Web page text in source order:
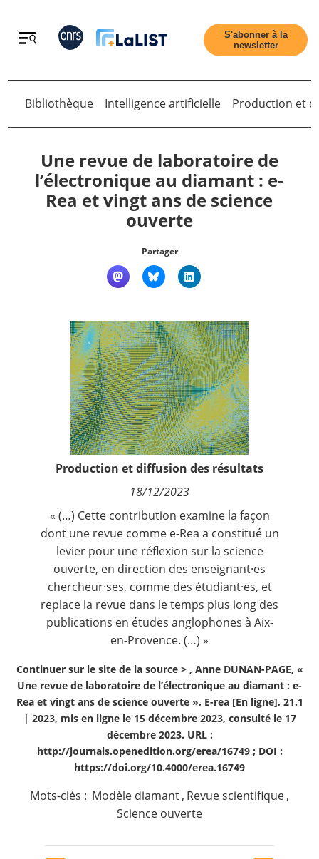
Retour
Accueil
Qui sommes nous ?
Nous suivre
S'abonner à la
newsletter
Retour
Bibliothèque Intelligence artificielle Production et
Une revue de laboratoire de
l’électronique au diamant : e-
Rea et vingt ans de science
ouverte
Partager
Production et diffusion des résultats
18/12/2023
« (…) Cette contribution examine la façon
dont une revue comme e-Rea a constitué un
levier pour une réflexion sur la science
ouverte, en direction des enseignant·es
chercheur·ses, comme des étudiant·es, et
replace la revue dans le temps plus long des
publications en études anglophones à Aix-
en-Provence. (…) »
Continuer sur le site de la source > , Anne DUNAN-PAGE, «
Une revue de laboratoire de l’électronique au diamant : e-
Rea et vingt ans de science ouverte », E-rea [En ligne], 21.1
| 2023, mis en ligne le 15 décembre 2023, consulté le 17
décembre 2023. URL :
http://journals.openedition.org/erea/16749 ; DOI :
https://doi.org/10.4000/erea.16749
Mots-clés : Modèle diamant, Revue scientifique,
Science ouverte